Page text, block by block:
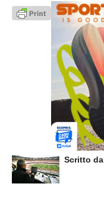
Scritto da